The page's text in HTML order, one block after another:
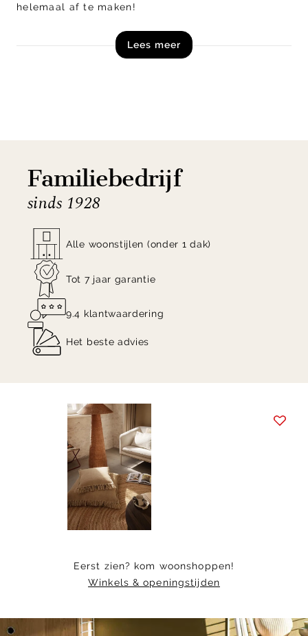
helemaal af te maken!
Shop vloerlamp Dou uit de collectie van Ferm
Lees meer
Familiebedrijf
sinds 1928
Alle woonstijlen (onder 1 dak)
Tot 7 jaar garantie
9.4 klantwaardering
Het beste advies
Eerst zien? kom woonshoppen!
Winkels & openingstijden